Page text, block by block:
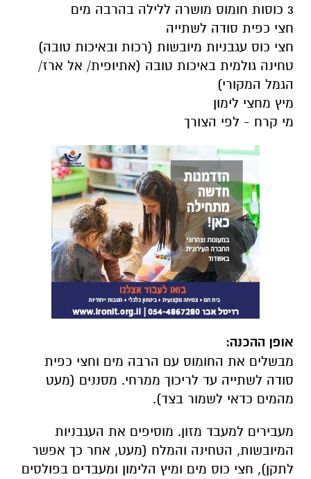
3 כוסות חומוס מושרה ללילה בהרבה מים
חצי כפית סודה לשתייה
חצי כוס עגבניות מיובשות (רכות ובאיכות טובה)
טחינה גולמית באיכות טובה (אתיופית/ אל ארז/
הגמל המקורי)
מיץ מחצי לימון
מי קרח - לפי הצורך
אופן ההכנה:
מבשלים את החומוס עם הרבה מים וחצי כפית
סודה לשתייה עד לריכוך ממרחי. מסננים (מעט
מהמים כדאי לשמור בצד).
מעבירים למעבד מזון. מוסיפים את העגבניות
המיובשות, הטחינה והמלח (מעט, אחר כך אפשר
לתקן), חצי כוס מים ומיץ הלימון ומעבדים בפולסים